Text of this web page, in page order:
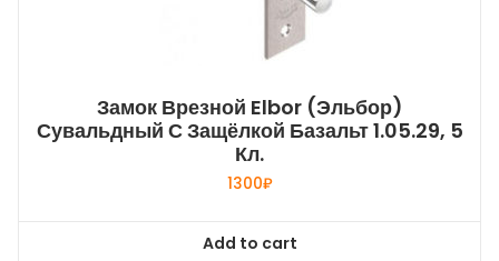
Замок Врезной Elbor (Эльбор)
Сувальдный С Защёлкой Базальт 1.05.29, 5
Кл.
1300₽
Add to cart